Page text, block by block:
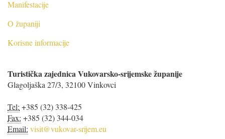
Manifestacije
O županiji
Korisne informacije
Turistička zajednica Vukovarsko-srijemske županije
Glagoljaška 27/3, 32100 Vinkovci
Tel: +385 (32) 338-425
Fax: +385 (32) 344-034
Email: visit@vukovar-srijem.eu